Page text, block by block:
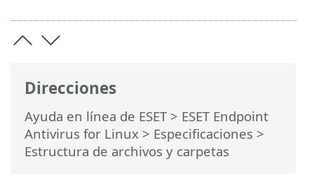
Direcciones
Ayuda en línea de ESET> ESET Endpoint
Antivirus for Linux > Especificaciones >
Estructura de archivos y carpetas